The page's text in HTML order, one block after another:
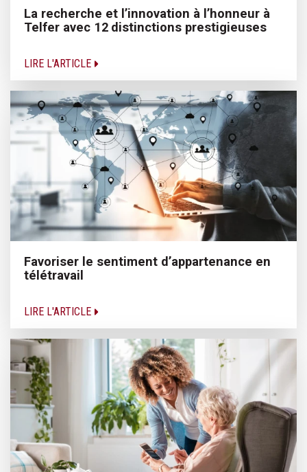
La recherche et l’innovation à l’honneur à
Telfer avec 12 distinctions prestigieuses
LIRE L'ARTICLE
Favoriser le sentiment d’appartenance en
télétravail
LIRE L'ARTICLE